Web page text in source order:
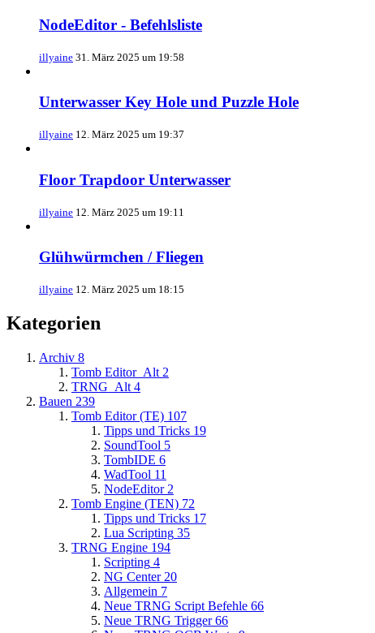
NodeEditor - Befehlsliste
illyaine 31. März 2025 um 19:58
Unterwasser Key Hole und Puzzle Hole
illyaine 12. März 2025 um 19:37
Floor Trapdoor Unterwasser
illyaine 12. März 2025 um 19:11
Glühwürmchen / Fliegen
illyaine 12. März 2025 um 18:15
Kategorien
Archiv 8
Tomb Editor_Alt 2
TRNG_Alt 4
Bauen 239
Tomb Editor (TE) 107
Tipps und Tricks 19
SoundTool 5
TombIDE 6
WadTool 11
NodeEditor 2
Tomb Engine (TEN) 72
Tipps und Tricks 17
Lua Scripting 35
TRNG Engine 194
Scripting 4
NG Center 20
Allgemein 7
Neue TRNG Script Befehle 66
Neue TRNG Trigger 66